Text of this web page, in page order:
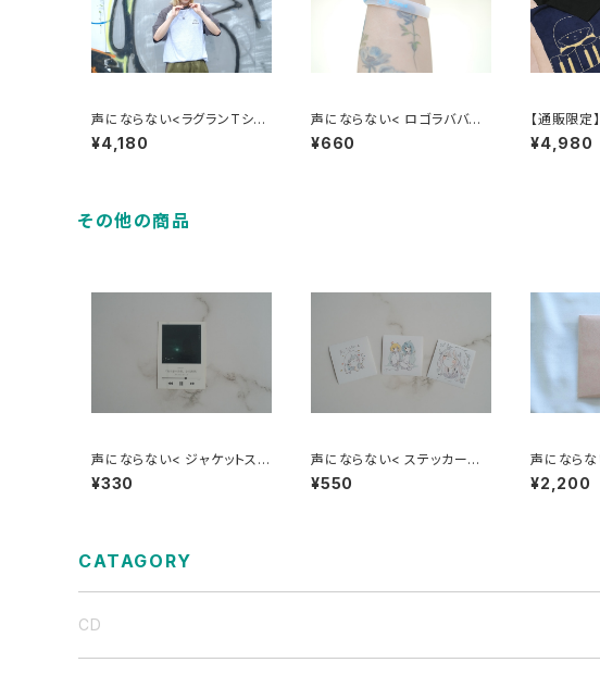
声にならない<ラグランTシャ
ツ >
¥4,180
声にならない< ロゴラババン
>
¥660
【通販限定
イブグッズ
¥4,980
その他の商品
声にならない< ジャケットステ
ッカー /3rd E.P.寄り添う音
楽心の調律>
¥330
声にならない< ステッカーセッ
ト >
¥550
声になら
¥2,200
CATAGORY
CD